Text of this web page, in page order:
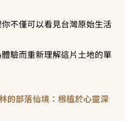
不僅可以看見台灣原始生活
驗而重新理解這片土地的單
的部落仙境：根植於心靈深